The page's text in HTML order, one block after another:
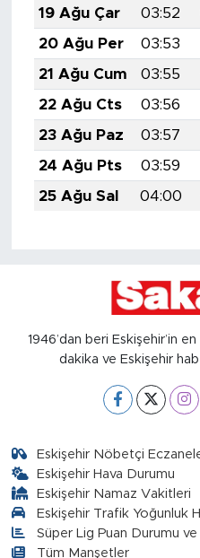
19 Ağu Çar
03:52
20 Ağu Per
03:53
21 Ağu Cum
03:55
22 Ağu Cts
03:56
23 Ağu Paz
03:57
24 Ağu Pts
03:59
25 Ağu Sal
04:00
1946’dan beri Eskişehir’in
dakika ve Eskişehir
Eskişehir Nöbetçi
Eskişehir Hava Durumu
Eskişehir Namaz Vakitleri
Eskişehir Trafik Yoğunluk
Süper Lig Puan Durumu
Tüm Manşetler